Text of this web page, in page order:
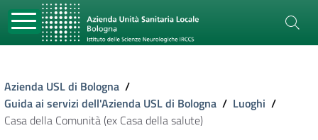
Azienda USL di Bologna /
Guida ai servizi dell'Azienda USL di Bologna / Luoghi /
Casa della Comunità (ex Casa della salute)